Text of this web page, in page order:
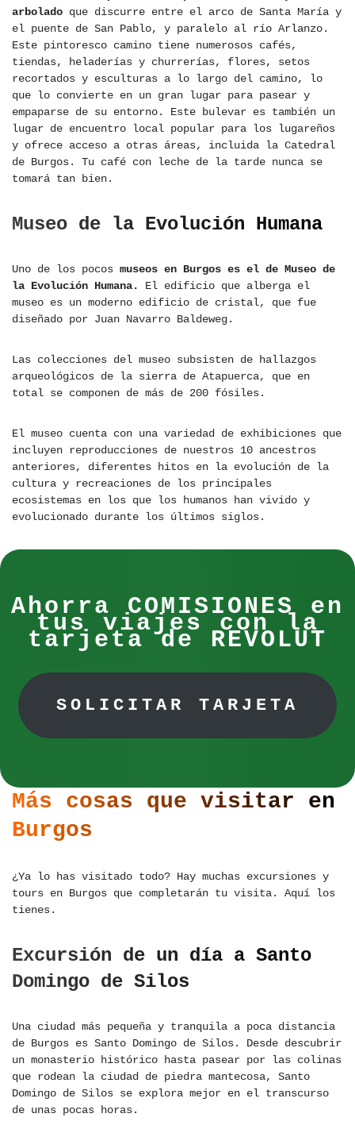
arbolado que discurre entre el arco de Santa María y
el puente de San Pablo, y paralelo al río Arlanzo.
Este pintoresco camino tiene numerosos cafés,
tiendas, heladerías y churrerías, flores, setos
recortados y esculturas a lo largo del camino, lo
que lo convierte en un gran lugar para pasear y
empaparse de su entorno. Este bulevar es también un
lugar de encuentro local popular para los lugareños
y ofrece acceso a otras áreas, incluida la Catedral
de Burgos. Tu café con leche de la tarde nunca se
tomará tan bien.
Museo de la Evolución Humana
Uno de los pocos museos en Burgos es el de Museo de
la Evolución Humana.
El edificio que alberga el
museo es un moderno edificio de cristal, que fue
diseñado por Juan Navarro Baldeweg.
Las colecciones del museo subsisten de hallazgos
arqueológicos de la sierra de Atapuerca, que en
total se componen de más de 200 fósiles.
El museo cuenta con una variedad de exhibiciones que
incluyen reproducciones de nuestros 10 ancestros
anteriores, diferentes hitos en la evolución de la
cultura y recreaciones de los principales
ecosistemas en los que los humanos han vivido y
evolucionado durante los últimos siglos.
Ahorra COMISIONES en
tus viajes con la
tarjeta de REVOLUT
SOLICITAR TARJETA
Más cosas que visitar en
Burgos
¿Ya lo has visitado todo? Hay muchas excursiones y
tours en Burgos que completarán tu visita. Aquí los
tienes.
Excursión de un día a Santo
Domingo de Silos
Una ciudad más pequeña y tranquila a poca distancia
de Burgos es Santo Domingo de Silos. Desde descubrir
un monasterio histórico hasta pasear por las colinas
que rodean la ciudad de piedra mantecosa, Santo
Domingo de Silos se explora mejor en el transcurso
de unas pocas horas.